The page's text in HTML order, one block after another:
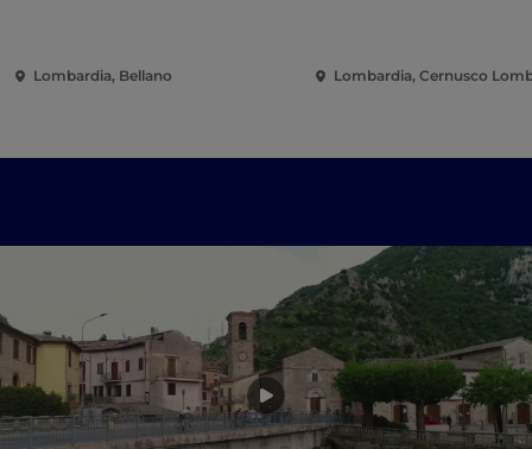
Lombardia, Bellano Lombardia, Cernusco